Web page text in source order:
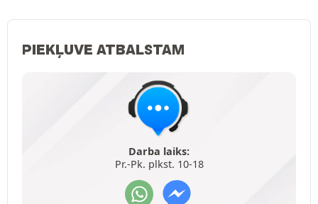
PIEKĻUVE ATBALSTAM
Darba laiks:
Pr.-Pk. plkst. 10-18